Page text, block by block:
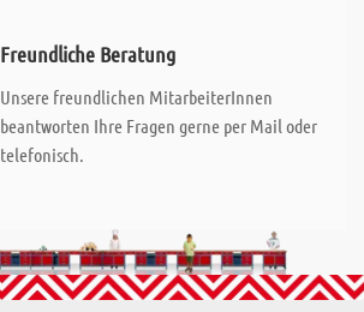
Freundliche Beratung
Unsere freundlichen MitarbeiterInnen
beantworten Ihre Fragen gerne per Mail oder
telefonisch.